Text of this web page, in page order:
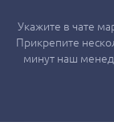
Укажите в чате
Прикрепите
минут наш